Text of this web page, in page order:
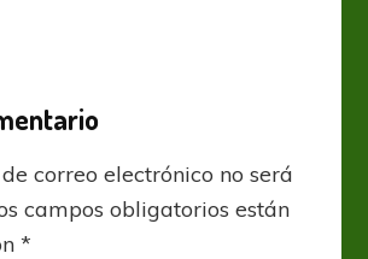
correo electrónico no será
campos obligatorios están
*